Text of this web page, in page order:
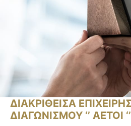
ΔΙΑΚΡΙΘΕΙΣΑ
ΔΙΑΓΩΝΙΣΜΟΥ ‘’ ΑΕΤΟΙ ‘’